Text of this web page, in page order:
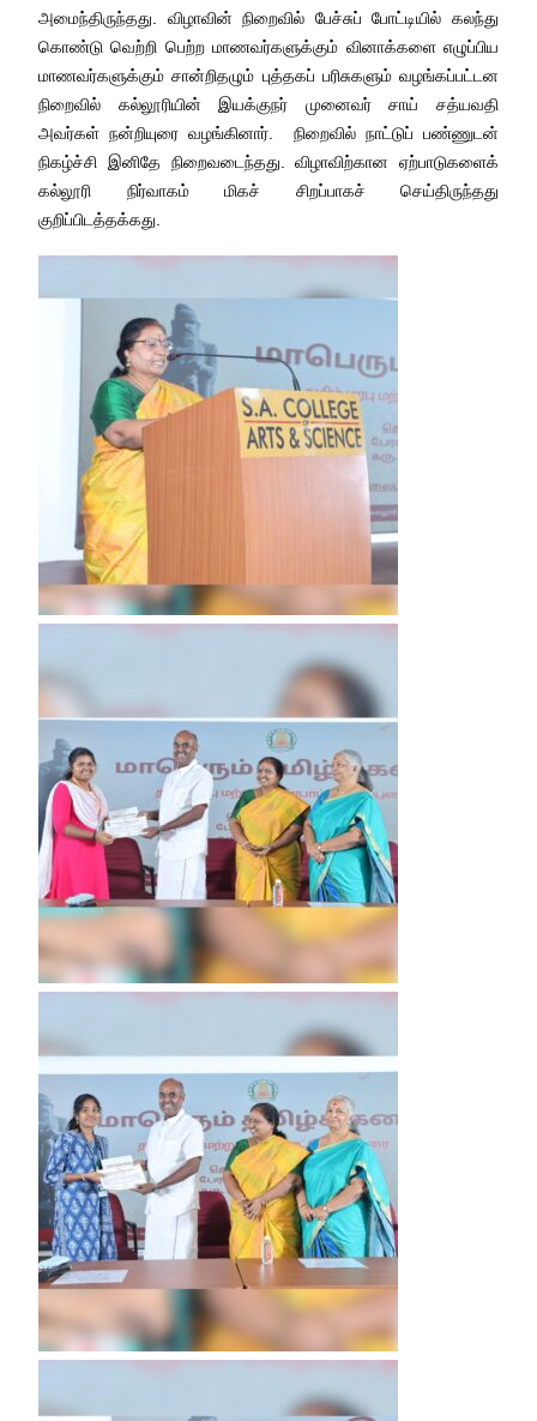
அமைந்திருந்தது. விழாவின் நிறைவில் பேச்சுப் போட்டியில் கலந்து
கொண்டு வெற்றி பெற்ற மாணவர்களுக்கும் வினாக்களை எழுப்பிய
மாணவர்களுக்கும் சான்றிதழும் புத்தகப் பரிசுகளும் வழங்கப்பட்டன
நிறைவில் கல்லூரியின் இயக்குநர் முனைவர் சாய் சத்யவதி
அவர்கள் நன்றியுரை வழங்கினார். நிறைவில் நாட்டுப் பண்ணுடன்
நிகழ்ச்சி இனிதே நிறைவடைந்தது. விழாவிற்கான ஏற்பாடுகளைக்
கல்லூரி நிர்வாகம் மிகச் சிறப்பாகச் செய்திருந்தது
குறிப்பிடத்தக்கது.